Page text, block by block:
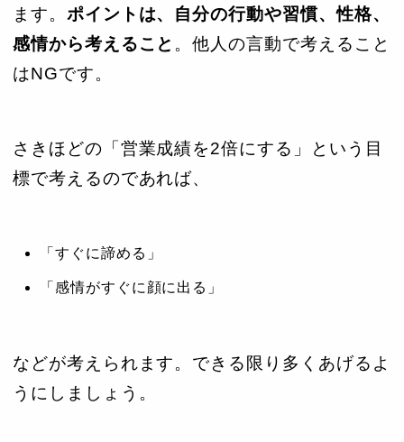
ます。 ポイントは、自分の行動や習慣、性格、
感情から考えること 。他人の言動で考えること
はNGです。
さきほどの「営業成績を2倍にする」という目
標で考えるのであれば、
「すぐに諦める」
「感情がすぐに顔に出る」
などが考えられます。できる限り多くあげるよ
うにしましょう。